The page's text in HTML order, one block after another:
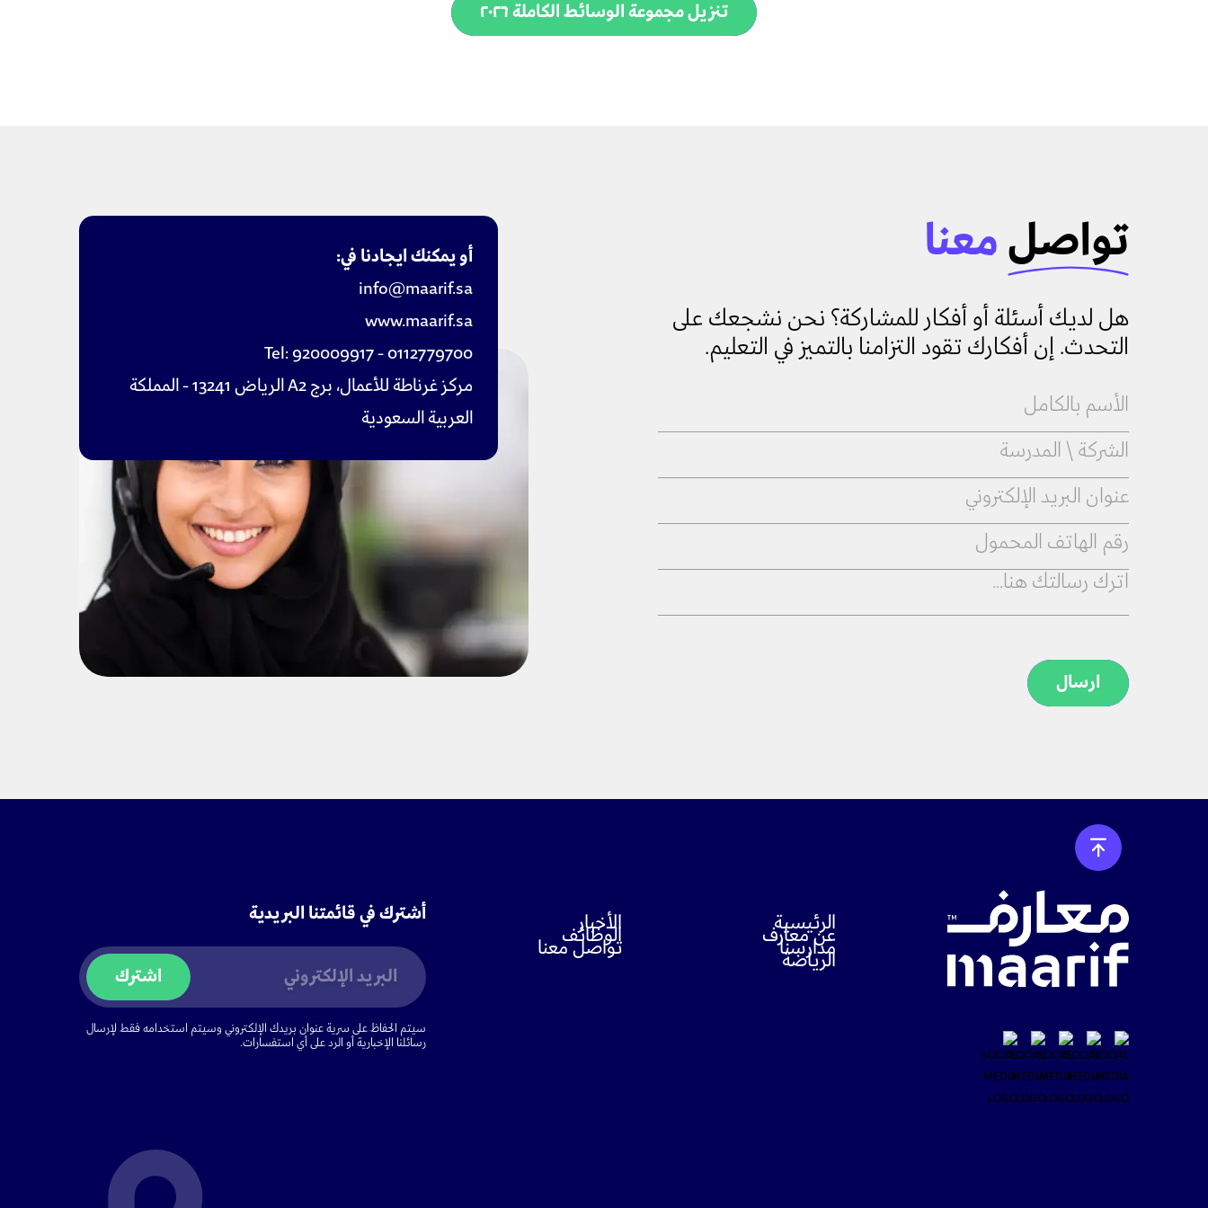
تنزيل مجموعة الوسائط الكاملة ٢٠٢٦
أو يمكنك ايجادنا في:
info@maarif.sa
www.maarif.sa
Tel:920009917-0112779700
مركز غرناطة للأعمال، برج A2 الرياض 13241 - المملكة
العربية السعودية
تواصلمعنا
هل لديك أسئلة أو أفكار للمشاركة؟ نحن نشجعك على
التحدث. إن أفكارك تقود التزامنا بالتميز في التعليم.
ارسال
الرئيسية
عن معارف
مدارسنا
الرياضة
الأخبار
الوظائف
تواصل معنا
أشترك في قائمتنا البريدية
اشترك
سيتم الحفاظ على سرية عنوان بريدك الإلكتروني وسيتم استخدامه فقط لإرسال
رسائلنا الإخبارية أو الرد على أي استفسارات.